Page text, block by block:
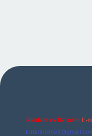
Reklam ve İletişim: E-